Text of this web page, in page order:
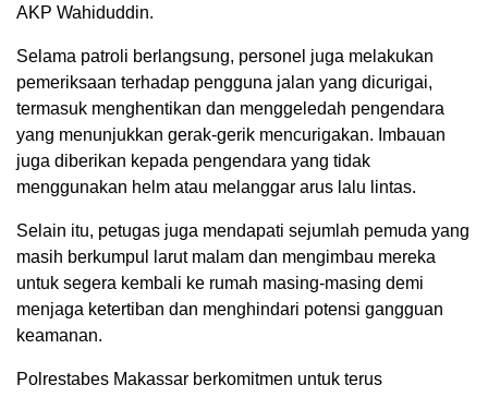
AKP Wahiduddin.
Selama patroli berlangsung, personel juga melakukan
pemeriksaan terhadap pengguna jalan yang dicurigai,
termasuk menghentikan dan menggeledah pengendara
yang menunjukkan gerak-gerik mencurigakan. Imbauan
juga diberikan kepada pengendara yang tidak
menggunakan helm atau melanggar arus lalu lintas.
Selain itu, petugas juga mendapati sejumlah pemuda yang
masih berkumpul larut malam dan mengimbau mereka
untuk segera kembali ke rumah masing-masing demi
menjaga ketertiban dan menghindari potensi gangguan
keamanan.
Polrestabes Makassar berkomitmen untuk terus